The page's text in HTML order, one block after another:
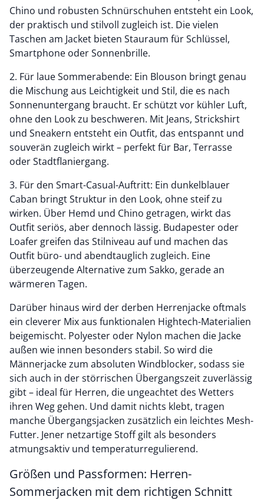
Chino und robusten Schnürschuhen entsteht ein Look,
der praktisch und stilvoll zugleich ist. Die vielen
Taschen am Jacket bieten Stauraum für Schlüssel,
Smartphone oder Sonnenbrille.
2. Für laue Sommerabende: Ein Blouson bringt genau
die Mischung aus Leichtigkeit und Stil, die es nach
Sonnenuntergang braucht. Er schützt vor kühler Luft,
ohne den Look zu beschweren. Mit Jeans, Strickshirt
und Sneakern entsteht ein Outfit, das entspannt und
souverän zugleich wirkt – perfekt für Bar, Terrasse
oder Stadtflaniergang.
3. Für den Smart-Casual-Auftritt: Ein dunkelblauer
Caban bringt Struktur in den Look, ohne steif zu
wirken. Über Hemd und Chino getragen, wirkt das
Outfit seriös, aber dennoch lässig. Budapester oder
Loafer greifen das Stilniveau auf und machen das
Outfit büro- und abendtauglich zugleich. Eine
überzeugende Alternative zum Sakko, gerade an
wärmeren Tagen.
Darüber hinaus wird der derben Herrenjacke oftmals
ein cleverer Mix aus funktionalen Hightech-Materialien
beigemischt. Polyester oder Nylon machen die Jacke
außen wie innen besonders stabil. So wird die
Männerjacke zum absoluten Windblocker, sodass sie
sich auch in der störrischen Übergangszeit zuverlässig
gibt – ideal für Herren, die ungeachtet des Wetters
ihren Weg gehen. Und damit nichts klebt, tragen
manche Übergangsjacken zusätzlich ein leichtes Mesh-
Futter. Jener netzartige Stoff gilt als besonders
atmungsaktiv und temperaturregulierend.
Größen und Passformen: Herren-
Sommerjacken mit dem richtigen Schnitt